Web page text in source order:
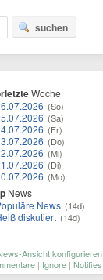
suchen
Woche
(So)
(Sa)
(Fr)
(Do)
(Mi)
(Di)
(Mo)
News
News (14d)
diskutiert (14d)
Ansicht konfigurieren
| Ignore | Notifies